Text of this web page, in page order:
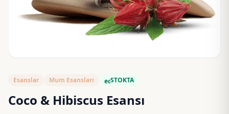
Esanslar Mum Esansları ecoSTOKTA
Coco & Hibiscus Esansı